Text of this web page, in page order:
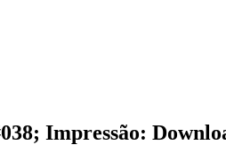
Impressão: